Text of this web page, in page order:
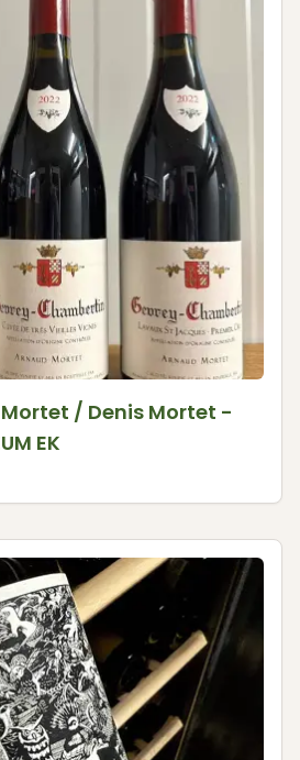
/ Denis Mortet -
EK